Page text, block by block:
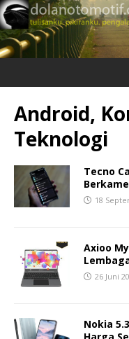
Android,
Teknologi
Tecno
18
Axioo
26 Juni
Nokia